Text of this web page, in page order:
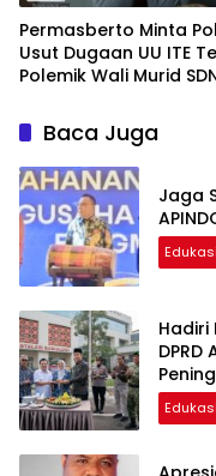
Permasberto Minta
Usut Dugaan UU ITE
Polemik Wali Murid
Baca Juga
Jaga
Edukasi
Hadiri
Edukasi